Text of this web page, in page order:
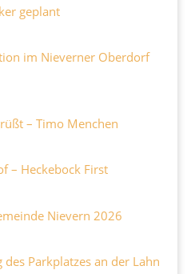
geplant
im Nieverner Oberdorf
– Timo Menchen
– Heckebock First
Nievern 2026
Parkplatzes an der Lahn